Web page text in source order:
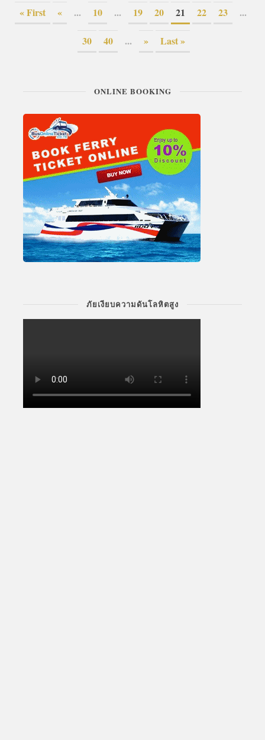
« First « ... 10 ... 19 20 21 22 23 ...
30 40 ... » Last »
ONLINE BOOKING
ภัยเงียบความดันโลหิตสูง